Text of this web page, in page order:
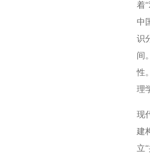
着
中
识
间
性
理
现
建
立